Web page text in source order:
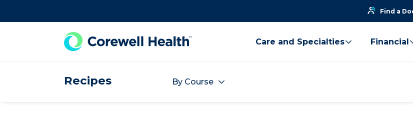
Find a
Care and Specialties Financial
Recipes By Course